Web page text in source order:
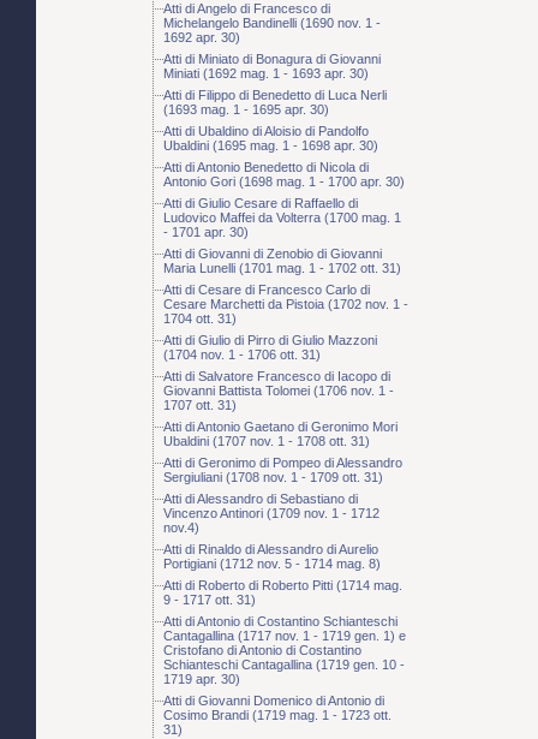
Atti di Angelo di Francesco di
Michelangelo Bandinelli (1690 nov. 1 -
1692 apr. 30)
Atti di Miniato di Bonagura di Giovanni
Miniati (1692 mag. 1 - 1693 apr. 30)
Atti di Filippo di Benedetto di Luca Nerli
(1693 mag. 1 - 1695 apr. 30)
Atti di Ubaldino di Aloisio di Pandolfo
Ubaldini (1695 mag. 1 - 1698 apr. 30)
Atti di Antonio Benedetto di Nicola di
Antonio Gori (1698 mag. 1 - 1700 apr. 30)
Atti di Giulio Cesare di Raffaello di
Ludovico Maffei da Volterra (1700 mag. 1
- 1701 apr. 30)
Atti di Giovanni di Zenobio di Giovanni
Maria Lunelli (1701 mag. 1 - 1702 ott. 31)
Atti di Cesare di Francesco Carlo di
Cesare Marchetti da Pistoia (1702 nov. 1 -
1704 ott. 31)
Atti di Giulio di Pirro di Giulio Mazzoni
(1704 nov. 1 - 1706 ott. 31)
Atti di Salvatore Francesco di Iacopo di
Giovanni Battista Tolomei (1706 nov. 1 -
1707 ott. 31)
Atti di Antonio Gaetano di Geronimo Mori
Ubaldini (1707 nov. 1 - 1708 ott. 31)
Atti di Geronimo di Pompeo di Alessandro
Sergiuliani (1708 nov. 1 - 1709 ott. 31)
Atti di Alessandro di Sebastiano di
Vincenzo Antinori (1709 nov. 1 - 1712
nov.4)
Atti di Rinaldo di Alessandro di Aurelio
Portigiani (1712 nov. 5 - 1714 mag. 8)
Atti di Roberto di Roberto Pitti (1714 mag.
9 - 1717 ott. 31)
Atti di Antonio di Costantino Schianteschi
Cantagallina (1717 nov. 1 - 1719 gen. 1) e
Cristofano di Antonio di Costantino
Schianteschi Cantagallina (1719 gen. 10 -
1719 apr. 30)
Atti di Giovanni Domenico di Antonio di
Cosimo Brandi (1719 mag. 1 - 1723 ott.
31)